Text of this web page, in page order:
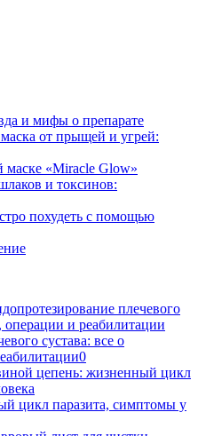
и мифы о препарате
от прыщей и угрей:
«Miracle Glow»
и токсинов:
похудеть с помощью
сустава: все о
0
цикл паразита, симптомы у